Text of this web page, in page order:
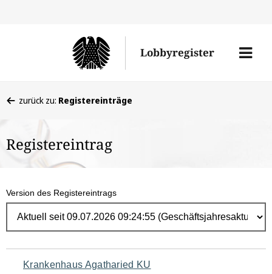
Lobbyregister
Menü
befinden
hier:
zurück zu: Registereinträge
Registereintrag
Version des Registereintrags
Navigation
Krankenhaus Agatharied KU